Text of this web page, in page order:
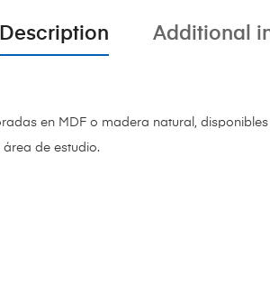
Description Additional
en MDF o madera natural,
de estudio.